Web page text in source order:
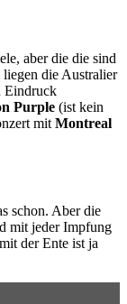
aber die die sind
die Australier
Eindruck
Purple (ist kein
mitMontreal
schon. Aber die
mit jeder Impfung
der Ente ist ja